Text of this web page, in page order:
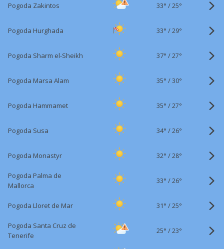
Pogoda Zakintos 33° /25°
Pogoda Hurghada 33° /29°
Pogoda Sharm el-Sheikh 37° /27°
Pogoda Marsa Alam 35° /30°
Pogoda Hammamet 35° /27°
Pogoda Susa 34° /26°
Pogoda Monastyr 32° /28°
Pogoda Palma de
Mallorca
33° /26°
Pogoda Lloret de Mar 31° /25°
Pogoda Santa Cruz de
Tenerife
25° /23°